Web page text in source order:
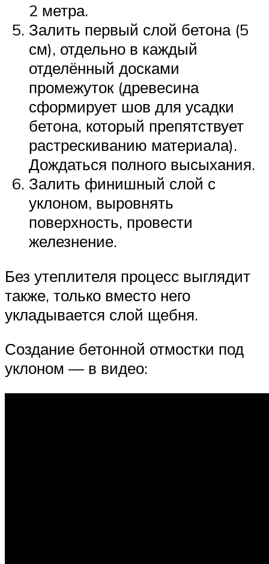
2 метра.
Залить первый слой бетона (5
см), отдельно в каждый
отделённый досками
промежуток (древесина
сформирует шов для усадки
бетона, который препятствует
растрескиванию материала).
Дождаться полного высыхания.
Залить финишный слой с
уклоном, выровнять
поверхность, провести
железнение.
Без утеплителя процесс выглядит
также, только вместо него
укладывается слой щебня.
Создание бетонной отмостки под
уклоном — в видео: